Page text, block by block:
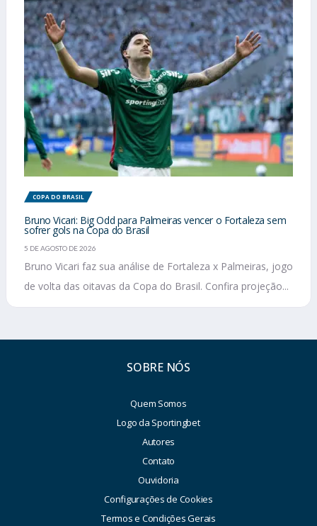
COPA DO BRASIL
Bruno Vicari: Big Odd para Palmeiras vencer o Fortaleza sem
sofrer gols na Copa do Brasil
5 DE AGOSTO DE 2026
Bruno Vicari faz sua análise de Fortaleza x Palmeiras, jogo
de volta das oitavas da Copa do Brasil. Confira projeção...
SOBRE NÓS
Quem Somos
Logo da Sportingbet
Autores
Contato
Ouvidoria
Configurações de Cookies
Termos e Condições Gerais